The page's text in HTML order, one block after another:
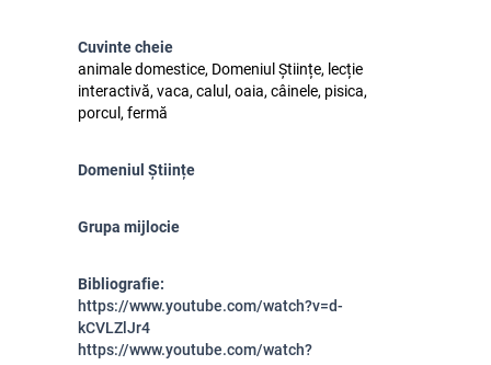
Cuvinte cheie
animale domestice, Domeniul Științe, lecție
interactivă, vaca, calul, oaia, câinele, pisica,
porcul, fermă
Domeniul Științe
Grupa mijlocie
Bibliografie:
https://www.youtube.com/watch?v=d-
kCVLZlJr4
https://www.youtube.com/watch?